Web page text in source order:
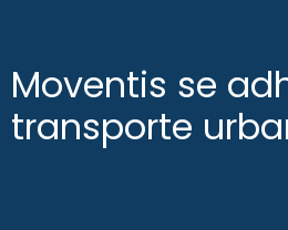
Moventis​ se
transporte